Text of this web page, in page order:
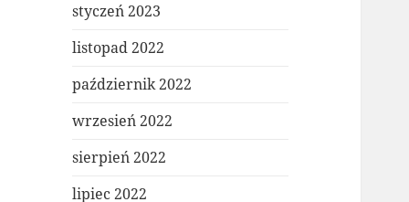
styczeń 2023
listopad 2022
październik 2022
wrzesień 2022
sierpień 2022
lipiec 2022